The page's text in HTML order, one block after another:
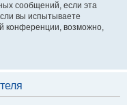
сообщений, если эта
вы испытываете
конференции, возможно,